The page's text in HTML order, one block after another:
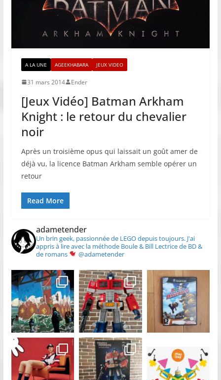
A LA UNE AGEEKHABARA JEUX VIDEO
31 mars 2014 Ender
[Jeux Vidéo] Batman Arkham
Knight : le retour du chevalier
noir
Après un troisième opus qui laissait un goût amer de
déjà vu, la licence Batman Arkham semble opérer un
retour
Read More
adametender
Un brin geek, passionnée de LEGO depuis toujours.J'ai
appris à lire avec la méthode Boule & Bill Lectrice de BD &
de romans
@adametender